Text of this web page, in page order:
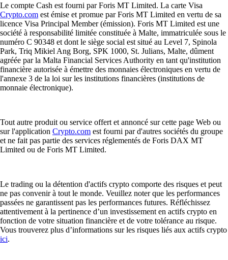
Le compte Cash est fourni par Foris MT Limited. La carte Visa
Crypto.com est émise et promue par Foris MT Limited en vertu de sa
licence Visa Principal Member (émission). Foris MT Limited est une
société à responsabilité limitée constituée à Malte, immatriculée sous le
numéro C 90348 et dont le siège social est situé au Level 7, Spinola
Park, Triq Mikiel Ang Borg, SPK 1000, St. Julians, Malte, dûment
agréée par la Malta Financial Services Authority en tant qu'institution
financière autorisée à émettre des monnaies électroniques en vertu de
l'annexe 3 de la loi sur les institutions financières (institutions de
monnaie électronique).
Tout autre produit ou service offert et annoncé sur cette page Web ou
sur l'application Crypto.com est fourni par d'autres sociétés du groupe
et ne fait pas partie des services réglementés de Foris DAX MT
Limited ou de Foris MT Limited.
Le trading ou la détention d'actifs crypto comporte des risques et peut
ne pas convenir à tout le monde. Veuillez noter que les performances
passées ne garantissent pas les performances futures. Réfléchissez
attentivement à la pertinence d’un investissement en actifs crypto en
fonction de votre situation financière et de votre tolérance au risque.
Vous trouverez plus d’informations sur les risques liés aux actifs crypto
ici.